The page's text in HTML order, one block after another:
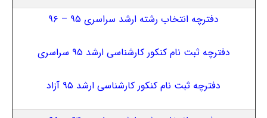
دفترچه انتخاب رشته ارشد سراسری ۹۵ – ۹۶
دفترچه ثبت نام کنکور کارشناسی ارشد ۹۵ سراسری
دفترچه ثبت نام کنکور کارشناسی ارشد ۹۵ آزاد